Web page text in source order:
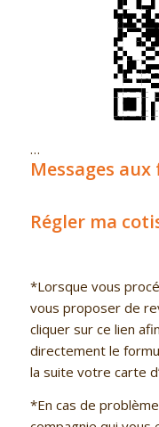
…
Messages
Régler ma
*Lorsque vous
vous proposer de
cliquer sur ce lien
directement le
la suite votre carte
*En cas de